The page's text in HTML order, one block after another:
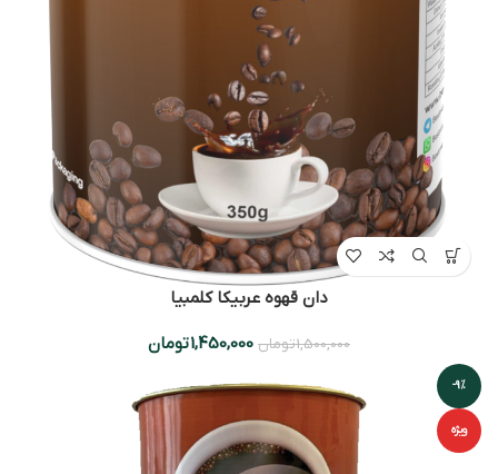
دان قهوه عربیکا کلمبیا
1,500,000تومان 1,450,000تومان
-9%
ویژه